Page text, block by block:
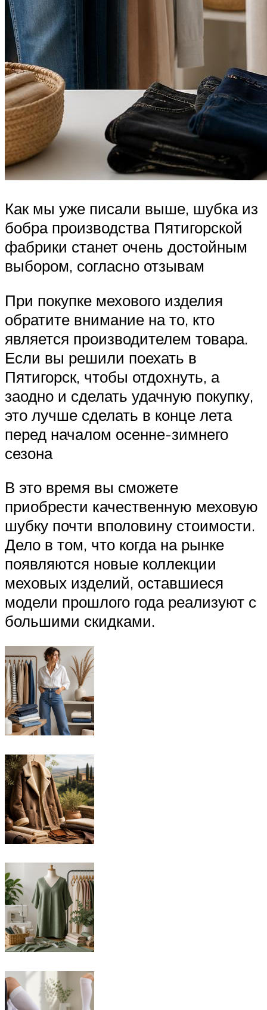
Как мы уже писали выше, шубка из
бобра производства Пятигорской
фабрики станет очень достойным
выбором, согласно отзывам
При покупке мехового изделия
обратите внимание на то, кто
является производителем товара.
Если вы решили поехать в
Пятигорск, чтобы отдохнуть, а
заодно и сделать удачную покупку,
это лучше сделать в конце лета
перед началом осенне-зимнего
сезона
В это время вы сможете
приобрести качественную меховую
шубку почти вполовину стоимости.
Дело в том, что когда на рынке
появляются новые коллекции
меховых изделий, оставшиеся
модели прошлого года реализуют с
большими скидками.